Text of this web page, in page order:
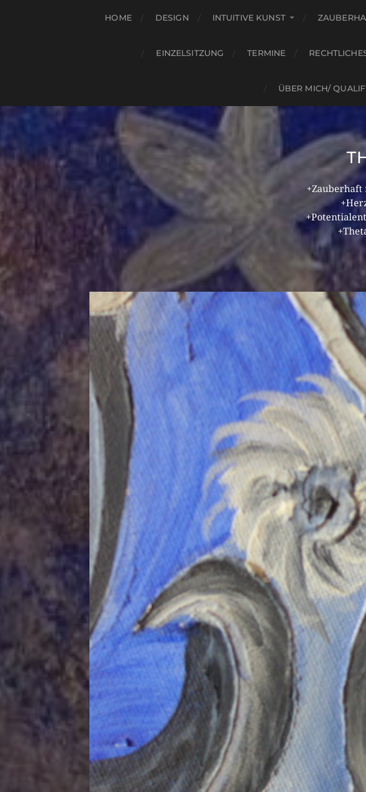
HOME DESIGN INTUITIVE KUNST
EINZELSITZUNG TERMINE
ÜBER MICH/
+Zauberhaft